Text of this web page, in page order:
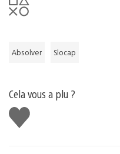
Absolver Slocap
Cela vous a plu ?
J'aime